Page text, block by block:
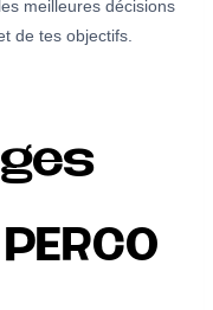
meilleures décisions
de tes objectifs.